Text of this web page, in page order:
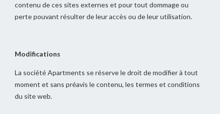
contenu de ces sites externes et pour tout dommage ou
perte pouvant résulter de leur accès ou de leur utilisation.
Modifications
La société Apartments se réserve le droit de modifier à tout
moment et sans préavis le contenu, les termes et conditions
du site web.